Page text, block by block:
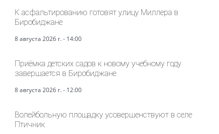
К асфальтированию готовят улицу Миллера в
Биробиджане
8 августа 2026 г. - 14:00
Приёмка детских садов к новому учебному году
завершается в Биробиджане
8 августа 2026 г. - 12:00
Волейбольную площадку усовершенствуют в селе
Птичник